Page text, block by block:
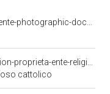
cattolico